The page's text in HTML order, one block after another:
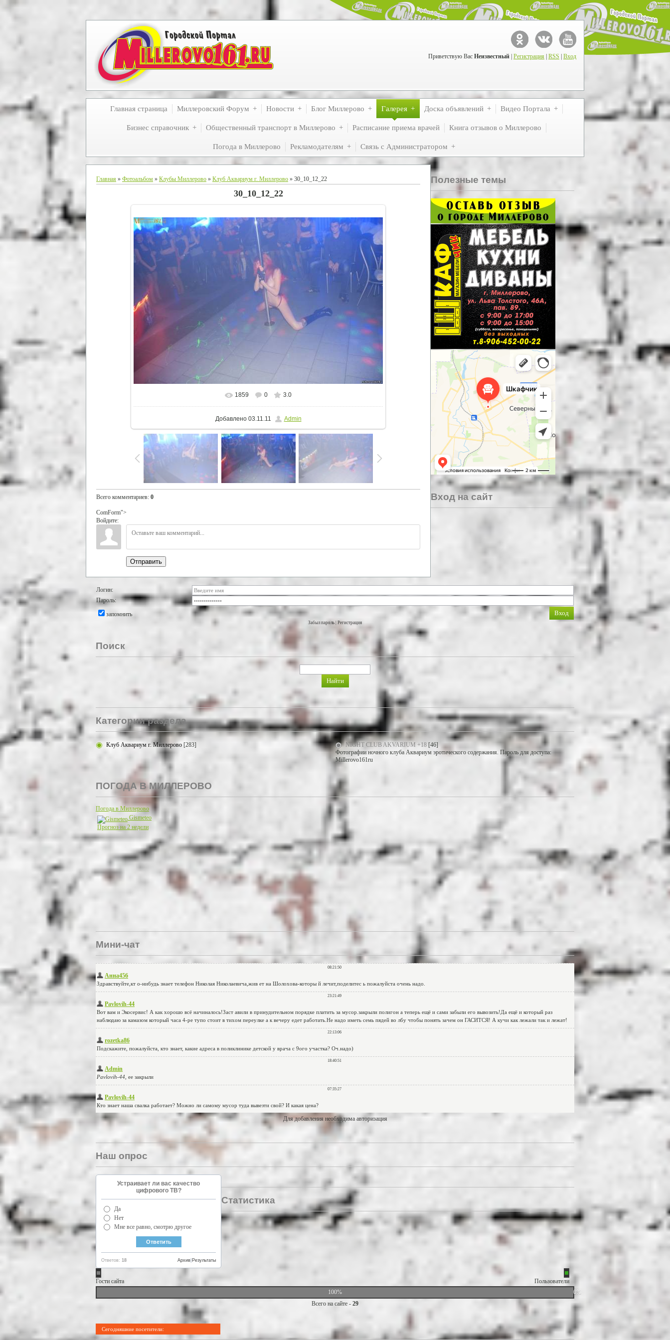
Приветствую Вас Неизвестный Регистрация RSS Вход
Главная страница Миллеровский Форум Новости Блог Миллерово Галерея Доска объявлений Видео Портала
Бизнес справочник Общественный транспорт в Миллерово Расписание приема врачей Книга отзывов о Миллерово
Погода в Миллерово Рекламодателям Связь с Администратором
Главная » Фотоальбом » Клубы Миллерово » Клуб Аквариум г. Миллерово » 30_10_12_22
30_10_12_22
В реальном размере 1280x856
1859 0 3.0
Добавлено03.11.11 Admin
Всего комментариев: 0
ComForm">
Войдите:
Отправить
Полезные темы
Вход на сайт
Логин:
Пароль:
запомнить
Забыл пароль Регистрация
Поиск
Категории раздела
Клуб Аквариум г. Миллерово [283] NIGHT CLUB AKVARIUM +18 [46]
Фотографии ночного клуба Аквариум эротического содержания. Пароль для доступа:
Millerovo161ru
ПОГОДА В МИЛЛЕРОВО
Погода в Миллерово
Gismeteo
Прогноз на 2 недели
Мини-чат
Для добавления необходима авторизация
Наш опрос
Устраивает ли вас качество
цифрового ТВ?
Да
Нет
Мне все равно, смотрю другое
Ответов: 18 Результаты
Архив
Статистика
Гости сайта
Пользователи
100%
0%
Всего на сайте - 29
Сегодняшние посетители: